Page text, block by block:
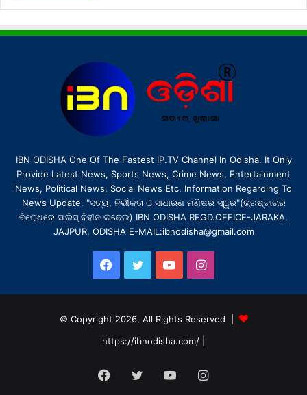
IBN ODISHA One Of The Fastest IP.TV Channel In Odisha. It Only
Provide Latest News, Sports News, Crime News, Entertainment
News, Political News, Social News Etc. Information Regarding To
News Update. "ସତ୍ୟ, ନିର୍ଭୀକତା ଓ ସାଧାରଣ ମଣିଷର ସ୍ୱର"(ଭ୍ରଷ୍ଟାଚାର
ବିରୋଧରେ ସାଲିସ୍ ବିହୀନ ଲଢେଇ) IBN ODISHA REGD.OFFICE-JARAKA,
JAJPUR, ODISHA E-MAIL:ibnodisha@gmail.com
Facebook
TwitterYouTubeInstagram
© Copyright 2026, All Rights Reserved |
https://ibnodisha.com/
Facebook
TwitterYouTubeInstagram